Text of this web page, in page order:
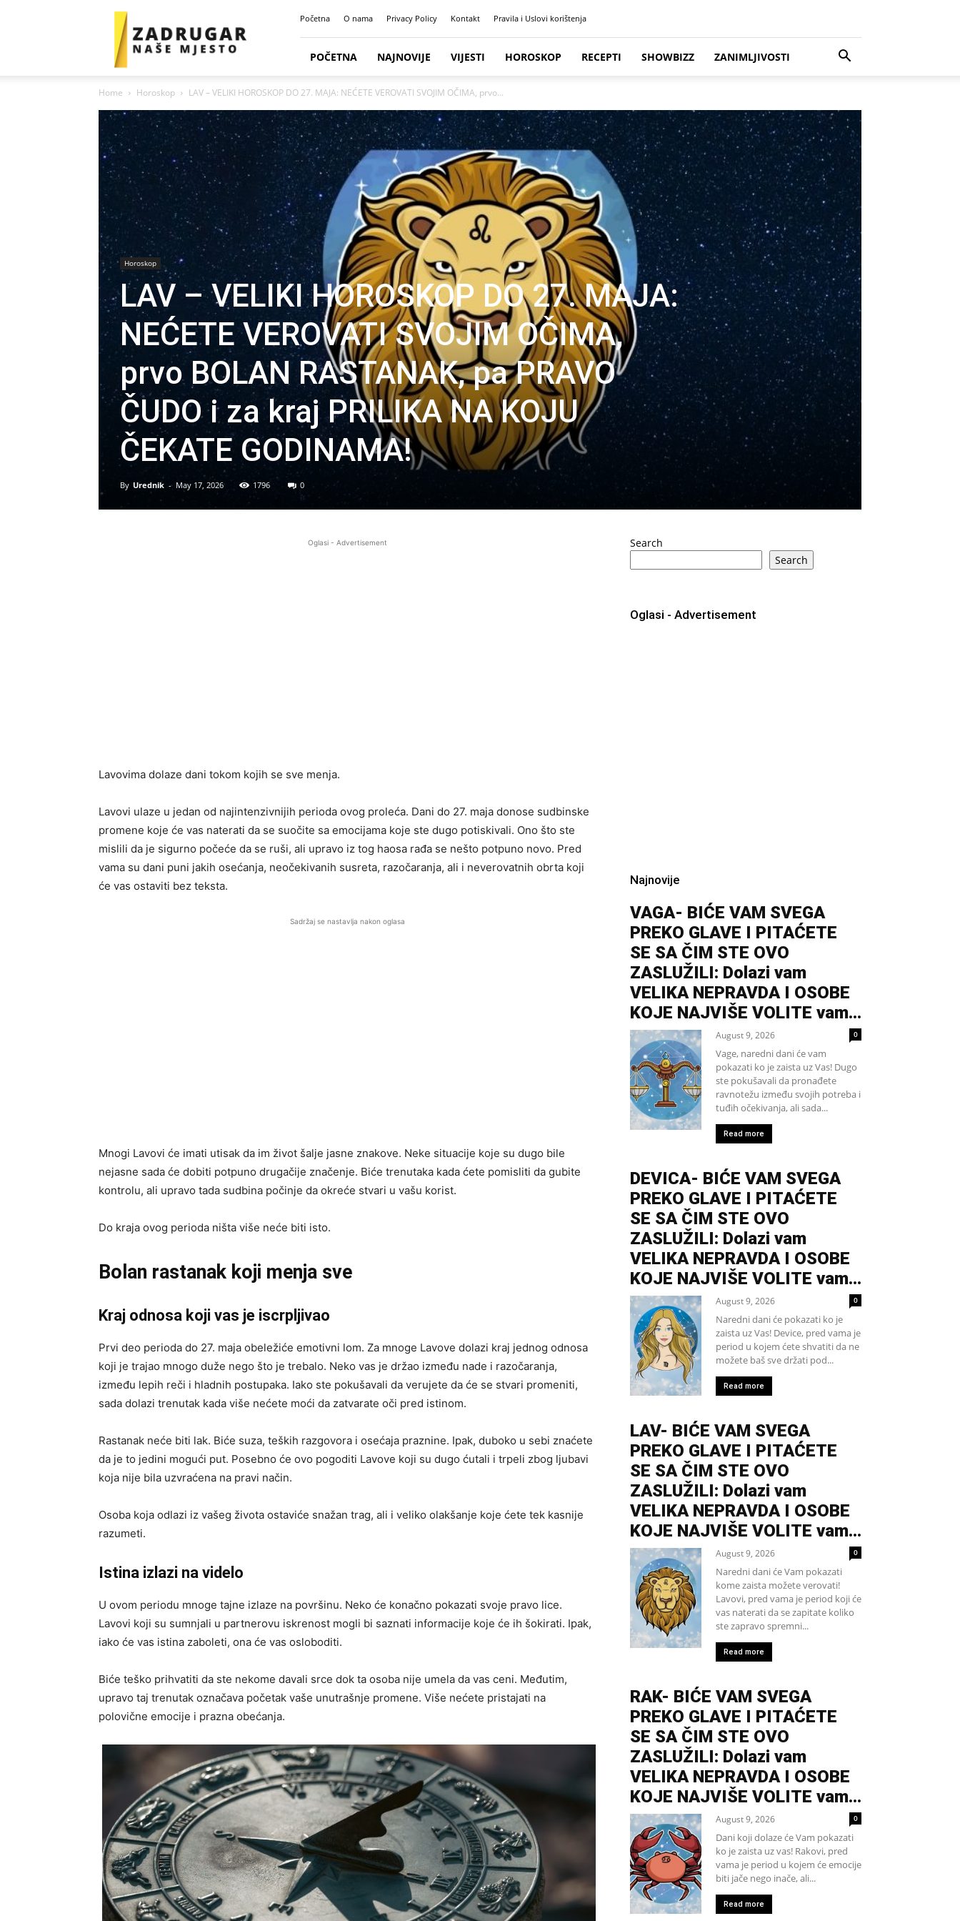
Zadrugar
Početna O nama Privacy Policy Kontakt Pravila i Uslovi korištenja
POČETNA NAJNOVIJE VIJESTI HOROSKOP RECEPTI SHOWBIZZ ZANIMLJIVOSTI
Home Horoskop LAV – VELIKI HOROSKOP DO 27. MAJA: NEĆETE VEROVATI SVOJIM OČIMA, prvo...
Horoskop
LAV – VELIKI HOROSKOP DO 27. MAJA:
NEĆETE VEROVATI SVOJIM OČIMA,
prvo BOLAN RASTANAK, pa PRAVO
ČUDO i za kraj PRILIKA NA KOJU
ČEKATE GODINAMA!
By Urednik - May 17, 2026 1796 0
Oglasi - Advertisement
Lavovima dolaze dani tokom kojih se sve menja.
Lavovi ulaze u jedan od najintenzivnijih perioda ovog proleća. Dani do 27. maja donose sudbinske
promene koje će vas naterati da se suočite sa emocijama koje ste dugo potiskivali. Ono što ste
mislili da je sigurno počeće da se ruši, ali upravo iz tog haosa rađa se nešto potpuno novo. Pred
vama su dani puni jakih osećanja, neočekivanih susreta, razočaranja, ali i neverovatnih obrta koji
će vas ostaviti bez teksta.
Sadržaj se nastavlja nakon oglasa
Mnogi Lavovi će imati utisak da im život šalje jasne znakove. Neke situacije koje su dugo bile
nejasne sada će dobiti potpuno drugačije značenje. Biće trenutaka kada ćete pomisliti da gubite
kontrolu, ali upravo tada sudbina počinje da okreće stvari u vašu korist.
Do kraja ovog perioda ništa više neće biti isto.
Bolan rastanak koji menja sve
Kraj odnosa koji vas je iscrpljivao
Prvi deo perioda do 27. maja obeležiće emotivni lom. Za mnoge Lavove dolazi kraj jednog odnosa
koji je trajao mnogo duže nego što je trebalo. Neko vas je držao između nade i razočaranja,
između lepih reči i hladnih postupaka. Iako ste pokušavali da verujete da će se stvari promeniti,
sada dolazi trenutak kada više nećete moći da zatvarate oči pred istinom.
Rastanak neće biti lak. Biće suza, teških razgovora i osećaja praznine. Ipak, duboko u sebi znaćete
da je to jedini mogući put. Posebno će ovo pogoditi Lavove koji su dugo ćutali i trpeli zbog ljubavi
koja nije bila uzvraćena na pravi način.
Osoba koja odlazi iz vašeg života ostaviće snažan trag, ali i veliko olakšanje koje ćete tek kasnije
razumeti.
Istina izlazi na videlo
U ovom periodu mnoge tajne izlaze na površinu. Neko će konačno pokazati svoje pravo lice.
Lavovi koji su sumnjali u partnerovu iskrenost mogli bi saznati informacije koje će ih šokirati. Ipak,
iako će vas istina zaboleti, ona će vas osloboditi.
Biće teško prihvatiti da ste nekome davali srce dok ta osoba nije umela da vas ceni. Međutim,
upravo taj trenutak označava početak vaše unutrašnje promene. Više nećete pristajati na
polovične emocije i prazna obećanja.
Search
Search
Oglasi - Advertisement
Najnovije
VAGA- BIĆE VAM SVEGA
PREKO GLAVE I PITAĆETE
SE SA ČIM STE OVO
ZASLUŽILI: Dolazi vam
VELIKA NEPRAVDA I OSOBE
KOJE NAJVIŠE VOLITE vam...
August 9, 2026 0
Vage, naredni dani će vam
pokazati ko je zaista uz Vas! Dugo
ste pokušavali da pronađete
ravnotežu između svojih potreba i
tuđih očekivanja, ali sada...
Read more
DEVICA- BIĆE VAM SVEGA
PREKO GLAVE I PITAĆETE
SE SA ČIM STE OVO
ZASLUŽILI: Dolazi vam
VELIKA NEPRAVDA I OSOBE
KOJE NAJVIŠE VOLITE vam...
August 9, 2026 0
Naredni dani će pokazati ko je
zaista uz Vas! Device, pred vama je
period u kojem ćete shvatiti da ne
možete baš sve držati pod...
Read more
LAV- BIĆE VAM SVEGA
PREKO GLAVE I PITAĆETE
SE SA ČIM STE OVO
ZASLUŽILI: Dolazi vam
VELIKA NEPRAVDA I OSOBE
KOJE NAJVIŠE VOLITE vam...
August 9, 2026 0
Naredni dani će Vam pokazati
kome zaista možete verovati!
Lavovi, pred vama je period koji će
vas naterati da se zapitate koliko
ste zapravo spremni...
Read more
RAK- BIĆE VAM SVEGA
PREKO GLAVE I PITAĆETE
SE SA ČIM STE OVO
ZASLUŽILI: Dolazi vam
VELIKA NEPRAVDA I OSOBE
KOJE NAJVIŠE VOLITE vam...
August 9, 2026 0
Dani koji dolaze će Vam pokazati
ko je zaista uz vas! Rakovi, pred
vama je period u kojem će emocije
biti jače nego inače, ali...
Read more